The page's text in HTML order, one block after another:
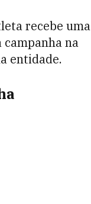
recebe uma
na
entidade.